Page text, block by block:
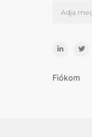
Fiókom